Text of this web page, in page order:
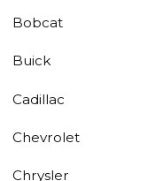
Bobcat
Buick
Cadillac
Chevrolet
Chrysler